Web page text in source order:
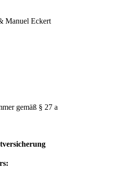
Manuel Eckert
gemäß § 27 a